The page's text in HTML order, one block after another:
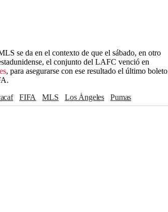
se da en el contexto de que el sábado, en otro
el conjunto del LAFC venció en
, para asegurarse con ese resultado el último boleto
FIFA MLS Los Ángeles
Pumas